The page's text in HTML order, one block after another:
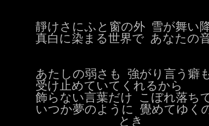
靜けさにふと窗の外 雪が舞い
真白に染まる世界で あなたの
あたしの弱さも 強がり言う癖
受け止めていてくれるから
飾らない言葉だけ こぼれ落ち
いつか夢のように 覺めてゆく